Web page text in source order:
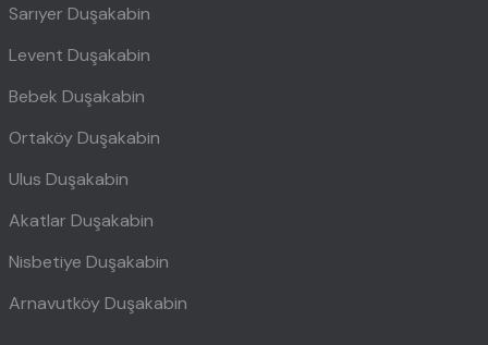
Sarıyer Duşakabin
Levent Duşakabin
Bebek Duşakabin
Ortaköy Duşakabin
Ulus Duşakabin
Akatlar Duşakabin
Nisbetiye Duşakabin
Arnavutköy Duşakabin